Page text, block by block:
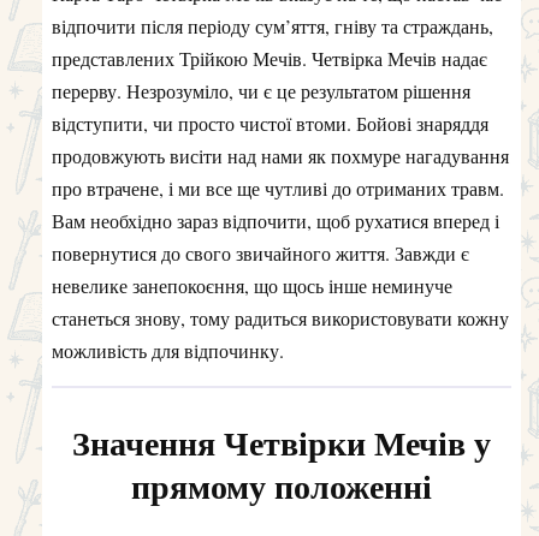
відпочити після періоду сум’яття, гніву та страждань,
представлених Трійкою Мечів. Четвірка Мечів надає
перерву. Незрозуміло, чи є це результатом рішення
відступити, чи просто чистої втоми. Бойові знаряддя
продовжують висіти над нами як похмуре нагадування
про втрачене, і ми все ще чутливі до отриманих травм.
Вам необхідно зараз відпочити, щоб рухатися вперед і
повернутися до свого звичайного життя. Завжди є
невелике занепокоєння, що щось інше неминуче
станеться знову, тому радиться використовувати кожну
можливість для відпочинку.
Значення Четвірки Мечів у
прямому положенні